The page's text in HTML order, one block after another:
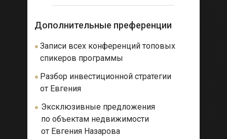
Дополнительные преференции
Записи всех конференций топовых
спикеров программы
Разбор инвестиционной стратегии
от Евгения
Эксклюзивные предложения
по объектам недвижимости
от Евгения Назарова